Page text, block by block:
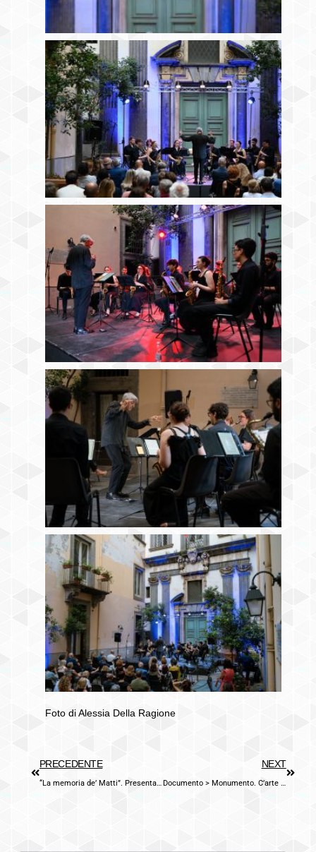
Foto di Alessia Della Ragione
PRECEDENTE
“La memoria de’ Matti”. Presentazione dell’intervento di recupero dell’archivio dell’Ex Manicomio Reali Case De’ Matti di Aversa.
NEXT
Documento > Monumento. C’arte in arte. Schede di approfondimento